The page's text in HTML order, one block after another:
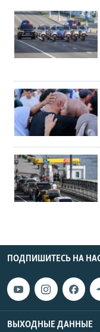
ПОДПИШИТЕСЬ НА
ВЫХОДНЫЕ ДАННЫЕ